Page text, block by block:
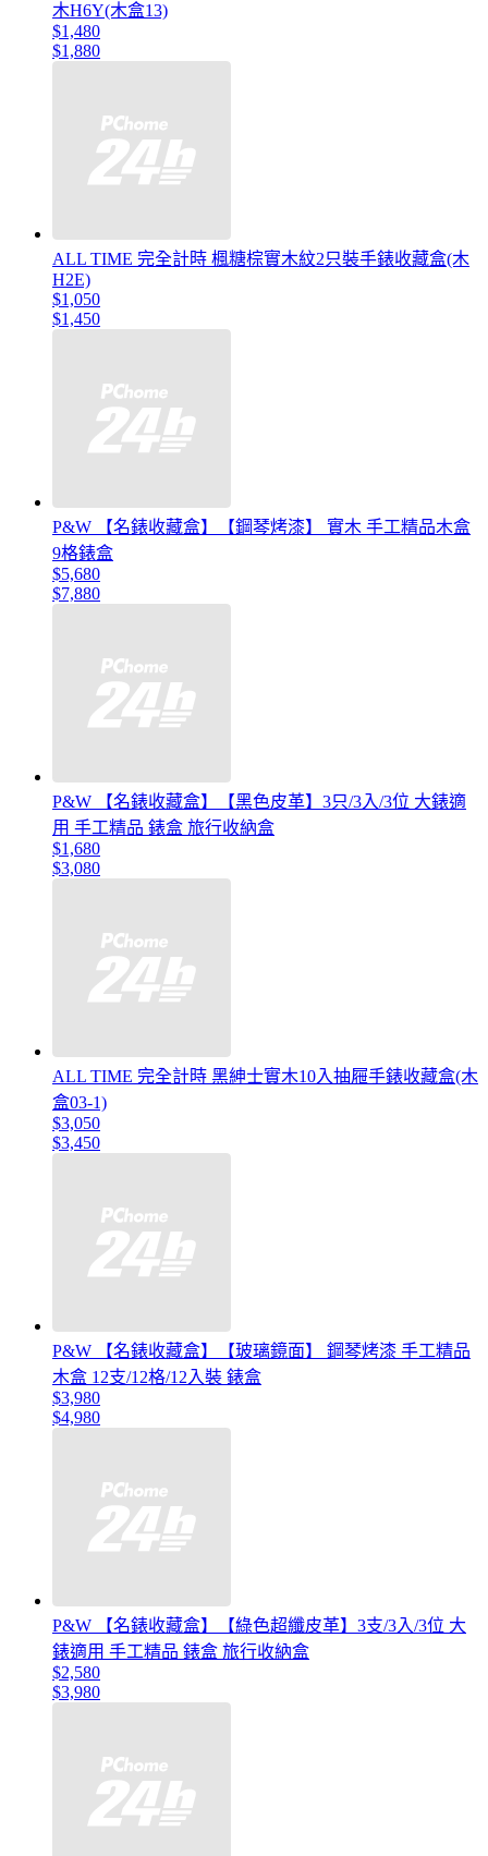
木H6Y(木盒13)
$1,480
$1,880
ALL TIME 完全計時 楓糖棕實木紋2只裝手錶收藏盒(木
H2E)
$1,050
$1,450
P&W 【名錶收藏盒】【鋼琴烤漆】 實木 手工精品木盒
9格錶盒
$5,680
$7,880
P&W 【名錶收藏盒】【黑色皮革】3只/3入/3位 大錶適
用 手工精品 錶盒 旅行收納盒
$1,680
$3,080
ALL TIME 完全計時 黑紳士實木10入抽屜手錶收藏盒(木
盒03-1)
$3,050
$3,450
P&W 【名錶收藏盒】【玻璃鏡面】 鋼琴烤漆 手工精品
木盒 12支/12格/12入裝 錶盒
$3,980
$4,980
P&W 【名錶收藏盒】【綠色超纖皮革】3支/3入/3位 大
錶適用 手工精品 錶盒 旅行收納盒
$2,580
$3,980